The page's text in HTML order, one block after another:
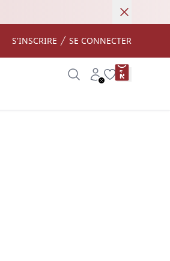
Annuler
S'INSCRIRE SE CONNECTER
SearchAccount
Wishlistproduct